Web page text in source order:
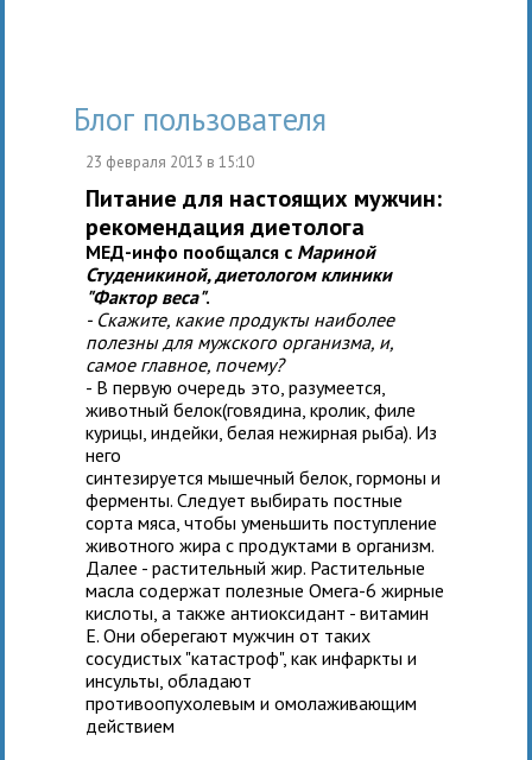
Блог пользователя
23 февраля 2013 в 15:10
Питание для настоящих мужчин:
рекомендация диетолога
МЕД-инфо пообщался с Мариной
Студеникиной, диетологом клиники
"Фактор веса".
- Скажите, какие продукты наиболее
полезны для мужского организма, и,
самое главное, почему?
- В первую очередь это, разумеется,
животный белок(говядина, кролик, филе
курицы, индейки, белая нежирная рыба). Из
него
синтезируется мышечный белок, гормоны и
ферменты. Следует выбирать постные
сорта мяса, чтобы уменьшить поступление
животного жира с продуктами в организм.
Далее - растительный жир. Растительные
масла содержат полезные Омега-6 жирные
кислоты, а также антиоксидант - витамин
Е. Они оберегают мужчин от таких
сосудистых "катастроф", как инфаркты и
инсульты, обладают
противоопухолевым и омолаживающим
действием